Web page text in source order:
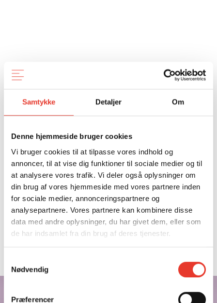
Samtykke Detaljer Om
Denne hjemmeside bruger cookies
Vi bruger cookies til at tilpasse vores indhold og
annoncer, til at vise dig funktioner til sociale medier og til
at analysere vores trafik. Vi deler også oplysninger om
din brug af vores hjemmeside med vores partnere inden
for sociale medier, annonceringspartnere og
analysepartnere. Vores partnere kan kombinere disse
data med andre oplysninger, du har givet dem, eller som
de har indsamlet fra din brug af deres tjenester.
Nødvendig
Præferencer
KUNSTIG INTELLIGENS
OG DEMOKRATI:
HVORDAN UNDGÅR VI
DIGITAL ULIGHED?
AULAEN